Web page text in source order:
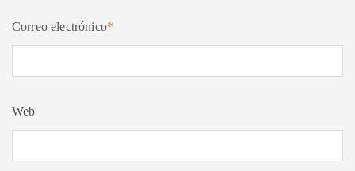
Correo electrónico*
Web